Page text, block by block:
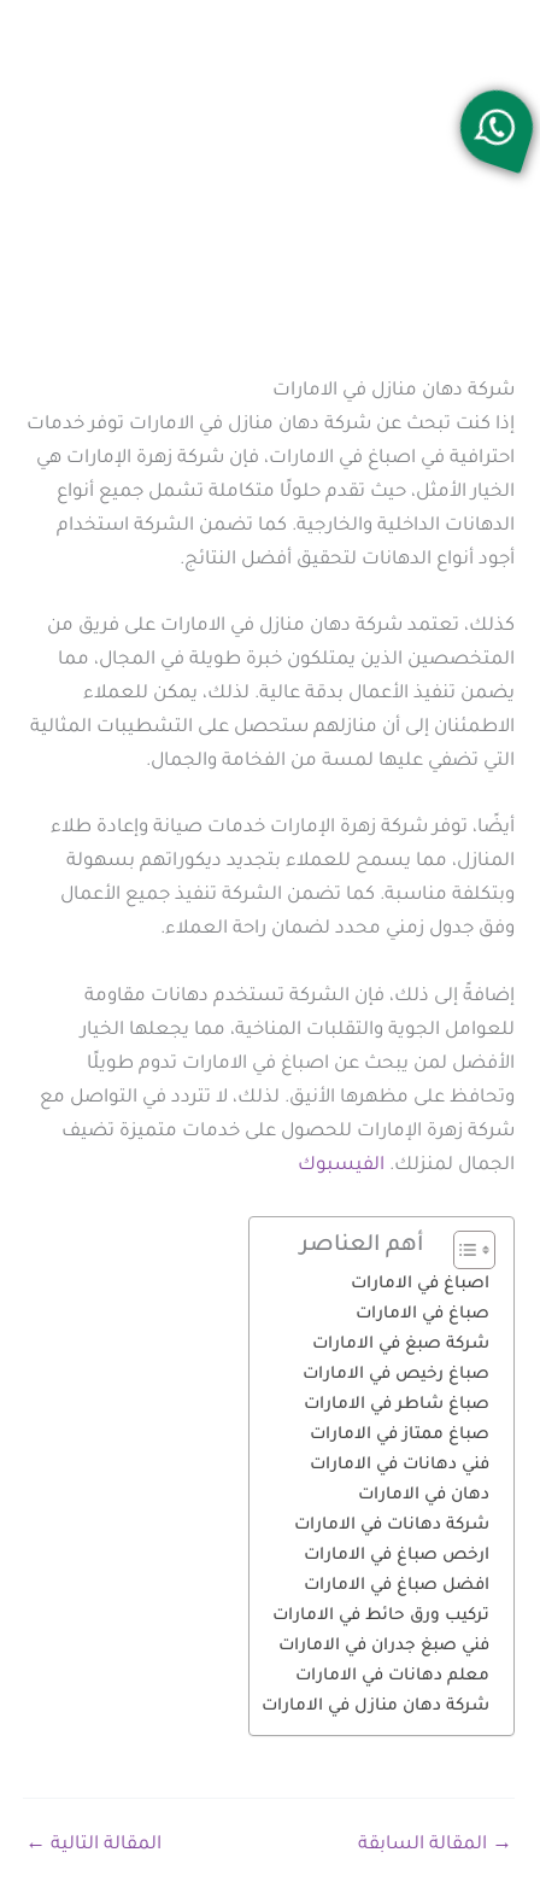
شركة دهان منازل في الامارات
إذا كنت تبحث عن شركة دهان منازل في الامارات توفر خدمات
احترافية في اصباغ في الامارات، فإن شركة زهرة الإمارات هي
الخيار الأمثل، حيث تقدم حلولًا متكاملة تشمل جميع أنواع
الدهانات الداخلية والخارجية. كما تضمن الشركة استخدام
أجود أنواع الدهانات لتحقيق أفضل النتائج.
كذلك، تعتمد شركة دهان منازل في الامارات على فريق من
المتخصصين الذين يمتلكون خبرة طويلة في المجال، مما
يضمن تنفيذ الأعمال بدقة عالية. لذلك، يمكن للعملاء
الاطمئنان إلى أن منازلهم ستحصل على التشطيبات المثالية
التي تضفي عليها لمسة من الفخامة والجمال.
أيضًا، توفر شركة زهرة الإمارات خدمات صيانة وإعادة طلاء
المنازل، مما يسمح للعملاء بتجديد ديكوراتهم بسهولة
وبتكلفة مناسبة. كما تضمن الشركة تنفيذ جميع الأعمال
وفق جدول زمني محدد لضمان راحة العملاء.
إضافةً إلى ذلك، فإن الشركة تستخدم دهانات مقاومة
للعوامل الجوية والتقلبات المناخية، مما يجعلها الخيار
الأفضل لمن يبحث عن اصباغ في الامارات تدوم طويلًا
وتحافظ على مظهرها الأنيق. لذلك، لا تتردد في التواصل مع
شركة زهرة الإمارات للحصول على خدمات متميزة تضيف
الجمال لمنزلك. الفيسبوك
أهم العناصر
اصباغ في الامارات
صباغ في الامارات
شركة صبغ في الامارات
صباغ رخيص في الامارات
صباغ شاطر في الامارات
صباغ ممتاز في الامارات
فني دهانات في الامارات
دهان في الامارات
شركة دهانات في الامارات
ارخص صباغ في الامارات
افضل صباغ في الامارات
تركيب ورق حائط في الامارات
فني صبغ جدران في الامارات
معلم دهانات في الامارات
شركة دهان منازل في الامارات
→ المقالة السابقة المقالة التالية ←